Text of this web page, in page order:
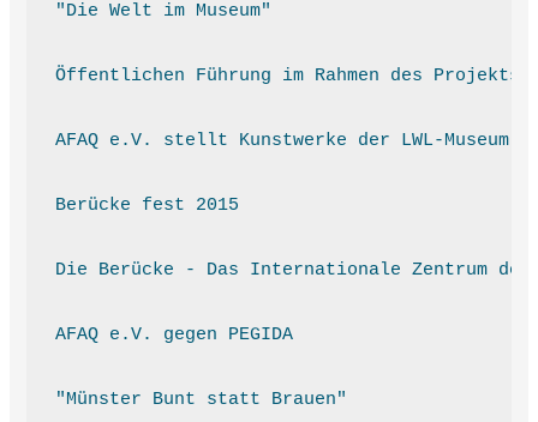
"Die Welt im Museum"
Öffentlichen Führung im Rahmen des Projekts
AFAQ e.V. stellt Kunstwerke der LWL-Museum-
Berücke fest 2015
Die Berücke - Das Internationale Zentrum
AFAQ e.V. gegen PEGIDA
"Münster Bunt statt Brauen"